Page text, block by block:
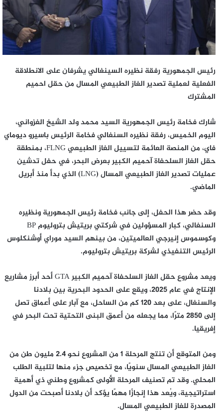
رئيس الجمهورية رفقة نظيره السينغالي يشرفان على الانطلاقة
الفعلية لعملية تصدير الغاز الطبيعي المسال من حقل احميم
المشترك
شارك فخامة رئيس الجمهورية السيد محمد ولد الشيخ الغزواني،
اليوم الخميس، رفقة نظيره السنغالي فخامة الرئيس باسيرو ديوماي
فاي، من المنصة العائمة لتسييل الغاز الطبيعي FLNG، بمنطقة
حقل الغاز السلحفاة آحميم الكبير بعرض البحر، في حفل تدشين
عمليات تصدير الغاز الطبيعي المسال (LNG) الذي بدأ منذ أبريل
الماضي.
وقد حضر هذا الحفل، إلى جانب فخامة رئيس الجمهورية ونظيره
السنغالي، كبار المسؤولين في شركتي بريتيش بتروليوم BP
وكوسموس إنيرجي العالميتين، من بينهم السيد موراي أوشنكلوس
الرئيس التنفيذي لشركة بريتيش بتروليوم.
ويعد مشروع حقل الغاز السلحفاة آحميم الكبير GTA أحد أبرز مشاريع
الإنتاج في عام 2025، ويقع على الحدود البحرية بين بلادنا
والسنغال، على بعد 120 كم من الساحل، مع آبار على أعماق تصل
إلى 2850 مترًا، مما يجعله من أعمق البنى التحتية تحت البحر في
إفريقيا.
ومن المتوقع أن تنتج المرحلة 1 من المشروع نحو 2.4 مليون طن من
الغاز الطبيعي المسال سنويًا، مع تخصيص جزء منها لتلبية الطلب
المحلي. وقد تم تصنيف المرحلة الأولى كمشروع وطني ذي أهمية
استراتيجية، ويُعد هذا إنجازًا مهمًا يؤكد أن بلادنا أصبحت من الدول
المصدرة للغاز الطبيعي المسال.